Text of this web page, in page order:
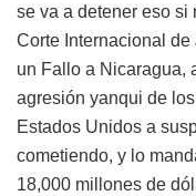
se va a detener eso si
Corte Internacional
un Fallo a Nicaragua,
agresión yanqui de
Estados Unidos a
cometiendo, y lo
18,000 millones de